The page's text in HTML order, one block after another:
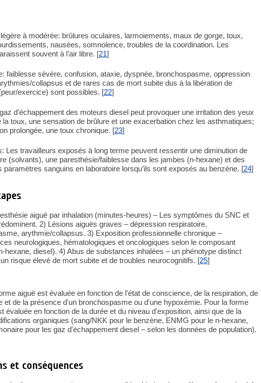
à modérée: brûlures oculaires, larmoiements, maux de gorge, toux,
nausées, somnolence, troubles de la coordination. Les
souvent à l’air libre. [21]
faiblesse sévère, confusion, ataxie, dyspnée, bronchospasme, oppression
collapsus et de rares cas de mort subite dus à la libération de
exercice) sont possibles. [22]
d'échappement des moteurs diesel peut provoquer une irritation des yeux
la toux, une sensation de brûlure et une exacerbation chez les asthmatiques;
prolongée, une toux chronique. [23]
Les travailleurs exposés à long terme peuvent ressentir une diminution de
(solvants), une paresthésie/faiblesse dans les jambes (n-hexane) et des
paramètres sanguins en laboratoire lorsqu’ils sont exposés au benzène. [24]
aiguë par inhalation (minutes-heures) – Les symptômes du SNC et
2) Lésions aiguës graves – dépression respiratoire,
arythmie/collapsus. 3) Exposition professionnelle chronique –
neurologiques, hématologiques et oncologiques selon le composant
hexane, diesel). 4) Abus de substances inhalées – un phénotype distinct
risque élevé de mort subite et de troubles neurocognitifs. [25]
aiguë est évaluée en fonction de l'état de conscience, de la respiration, de
et de la présence d'un bronchospasme ou d'une hypoxémie. Pour la forme
évaluée en fonction de la durée et du niveau d'exposition, ainsi que de la
organiques (sang/NKK pour le benzène, ENMG pour le n-hexane,
pour les gaz d'échappement diesel – selon les données de population).
et conséquences